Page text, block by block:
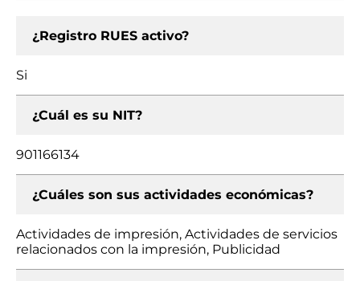
¿Registro RUES activo?
Si
¿Cuál es su NIT?
901166134
¿Cuáles son sus actividades económicas?
Actividades de impresión, Actividades de servicios
relacionados con la impresión, Publicidad